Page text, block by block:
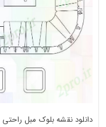
دانلود نقشه بلوک مبل راحتی